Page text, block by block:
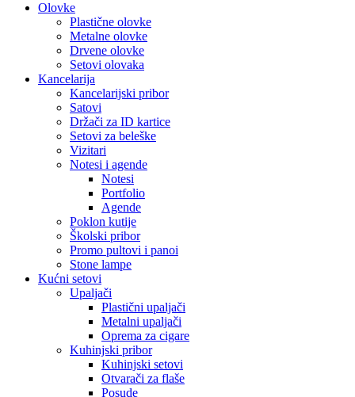
Olovke
Plastične olovke
Metalne olovke
Drvene olovke
Setovi olovaka
Kancelarija
Kancelarijski pribor
Satovi
Držači za ID kartice
Setovi za beleške
Vizitari
Notesi i agende
Notesi
Portfolio
Agende
Poklon kutije
Školski pribor
Promo pultovi i panoi
Stone lampe
Kućni setovi
Upaljači
Plastični upaljači
Metalni upaljači
Oprema za cigare
Kuhinjski pribor
Kuhinjski setovi
Otvarači za flaše
Posude